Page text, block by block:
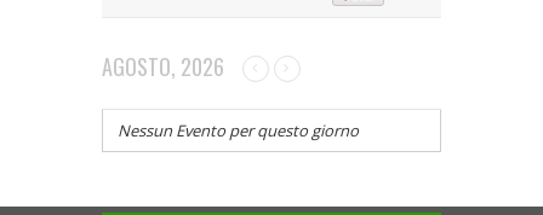
AGOSTO, 2026
Nessun Evento per questo giorno